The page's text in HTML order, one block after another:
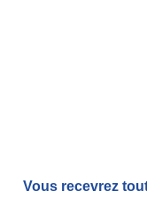
Vous recevrez